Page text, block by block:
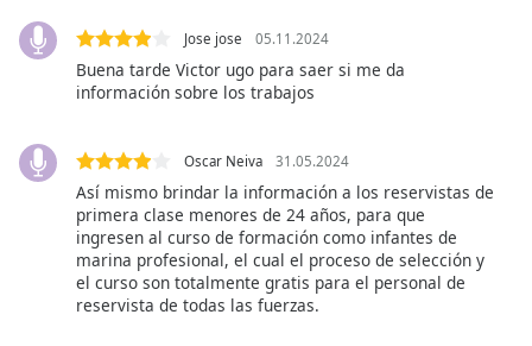
Picture-
in-
Fullscreen
Beginning
Jose jose 05.11.2024
Buena tarde Victor ugo para saer si me da
información sobre los trabajos
Oscar Neiva 31.05.2024
Así mismo brindar la información a los reservistas de
primera clase menores de 24 años, para que
ingresen al curso de formación como infantes de
marina profesional, el cual el proceso de selección y
el curso son totalmente gratis para el personal de
reservista de todas las fuerzas.